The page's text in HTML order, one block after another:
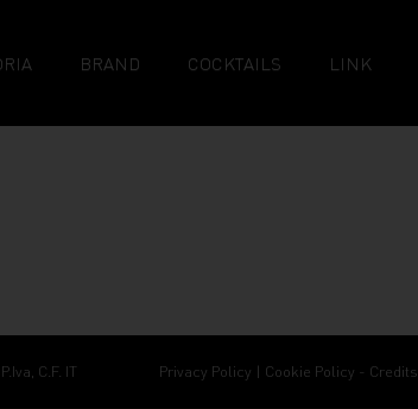
BRAND COCKTAILS LINK
C.F. IT
Privacy Policy | Cookie Policy - Credits